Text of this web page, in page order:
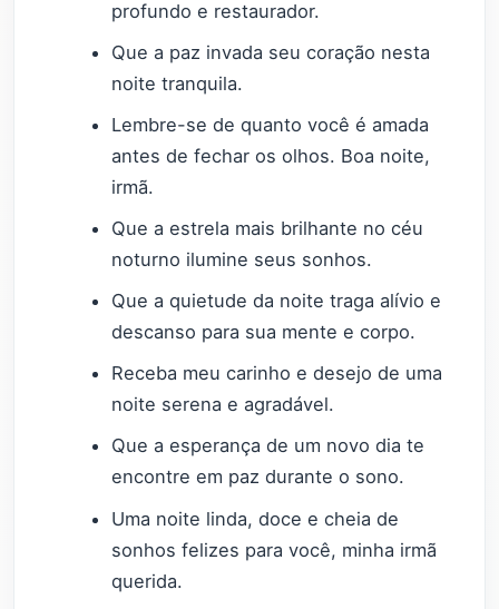
profundo e restaurador.
Que a paz invada seu coração nesta
noite tranquila.
Lembre-se de quanto você é amada
antes de fechar os olhos. Boa noite,
irmã.
Que a estrela mais brilhante no céu
noturno ilumine seus sonhos.
Que a quietude da noite traga alívio e
descanso para sua mente e corpo.
Receba meu carinho e desejo de uma
noite serena e agradável.
Que a esperança de um novo dia te
encontre em paz durante o sono.
Uma noite linda, doce e cheia de
sonhos felizes para você, minha irmã
querida.